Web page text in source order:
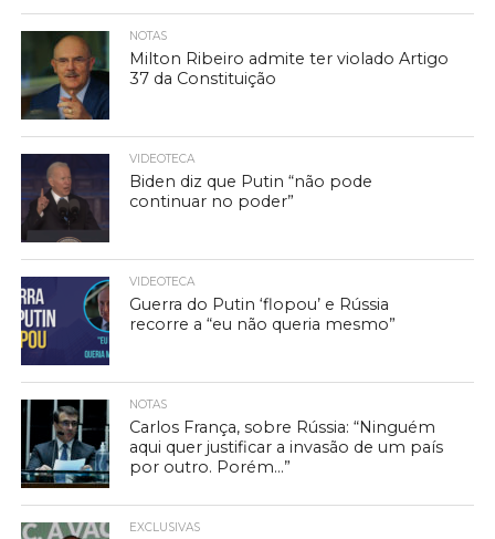
NOTAS
Milton Ribeiro admite ter violado Artigo
37 da Constituição
VIDEOTECA
Biden diz que Putin “não pode
continuar no poder”
VIDEOTECA
Guerra do Putin ‘flopou’ e Rússia
recorre a “eu não queria mesmo”
NOTAS
Carlos França, sobre Rússia: “Ninguém
aqui quer justificar a invasão de um país
por outro. Porém…”
EXCLUSIVAS